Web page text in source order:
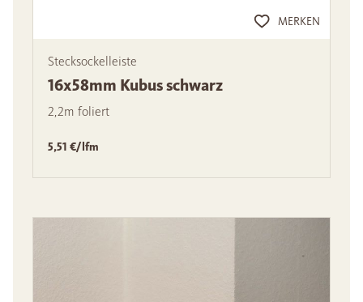
MERKEN
Stecksockelleiste
16x58mm Kubus schwarz
2,2m foliert
5,51 €/lfm